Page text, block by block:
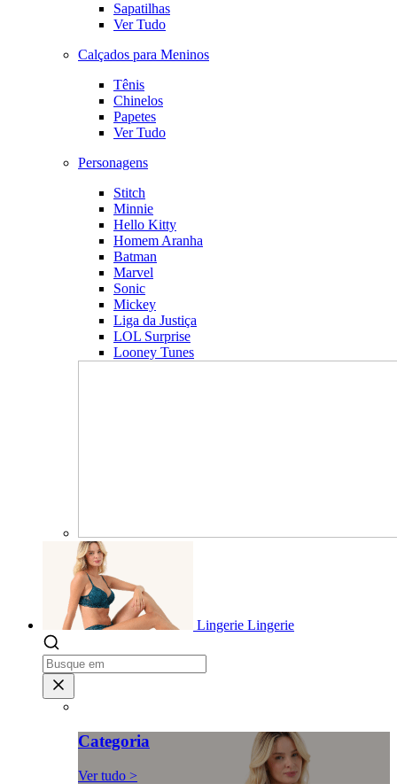
Sapatilhas
Ver Tudo
Calçados para Meninos
Tênis
Chinelos
Papetes
Ver Tudo
Personagens
Stitch
Minnie
Hello Kitty
Homem Aranha
Batman
Marvel
Sonic
Mickey
Liga da Justiça
LOL Surprise
Looney Tunes
Lingerie Lingerie
Categoria
Ver tudo >